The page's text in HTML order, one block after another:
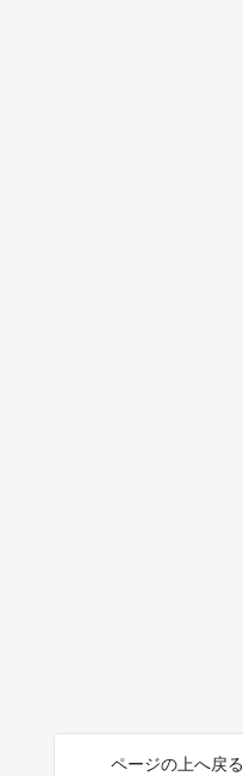
ページの上へ戻る